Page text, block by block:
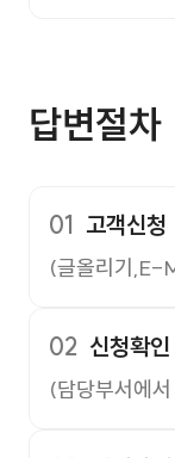
답변절차
01 고객신청
(글올리기,E-
02 신청확인
(담당부서에